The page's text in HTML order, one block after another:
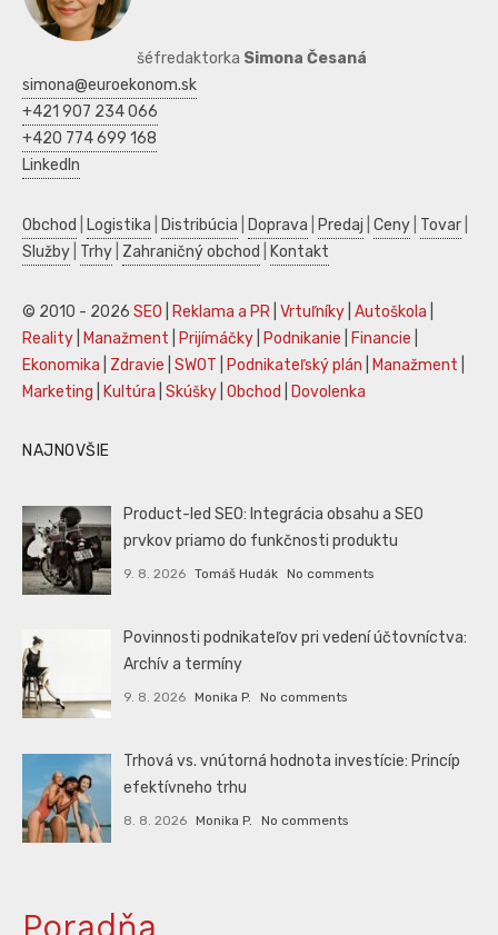
šéfredaktorka Simona Česaná
simona@euroekonom.sk
+421 907 234 066
+420 774 699 168
LinkedIn
Obchod Logistika Distribúcia Doprava Predaj Ceny Tovar
Služby Trhy Zahraničný obchod Kontakt
© 2010 - 2026 SEO Reklama a PR Vrtuľníky Autoškola
Reality
Manažment Prijímáčky Podnikanie Financie
Ekonomika
Zdravie SWOT Podnikateľský plán Manažment
Marketing
Kultúra Skúšky Obchod Dovolenka
NAJNOVŠIE
Product-led SEO: Integrácia obsahu a SEO
prvkov priamo do funkčnosti produktu
9. 8. 2026 Tomáš Hudák No comments
Povinnosti podnikateľov pri vedení účtovníctva:
Archív a termíny
9. 8. 2026 Monika P. No comments
Trhová vs. vnútorná hodnota investície: Princíp
efektívneho trhu
8. 8. 2026 Monika P. No comments
Poradňa